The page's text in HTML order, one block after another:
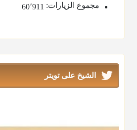
مجموع الزيارات: 60٬911
الشيخ على تويتر